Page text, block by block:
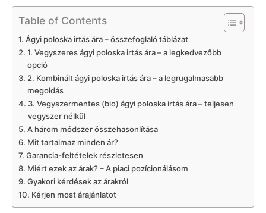
Table of Contents
Ágyi poloska irtás ára – összefoglaló táblázat
1. Vegyszeres ágyi poloska irtás ára – a legkedvezőbb
opció
2. Kombinált ágyi poloska irtás ára – a legrugalmasabb
megoldás
3. Vegyszermentes (bio) ágyi poloska irtás ára – teljesen
vegyszer nélkül
A három módszer összehasonlítása
Mit tartalmaz minden ár?
Garancia-feltételek részletesen
Miért ezek az árak? – A piaci pozícionálásom
Gyakori kérdések az árakról
Kérjen most árajánlatot